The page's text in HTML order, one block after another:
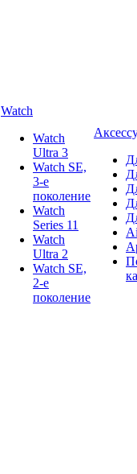
Watch
Watch
Ultra 3
Watch SE,
3-е
поколение
Watch
Series 11
Watch
Ultra 2
Watch SE,
2-е
поколение